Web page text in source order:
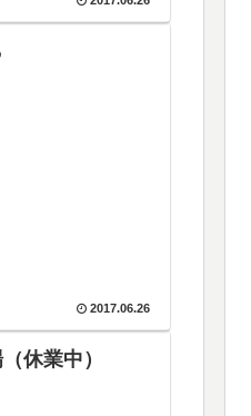
2017.06.26
休業中）